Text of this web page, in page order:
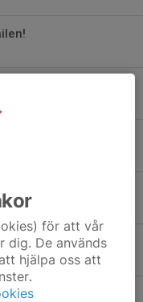
för att vår
dig. De används
hjälpa oss att